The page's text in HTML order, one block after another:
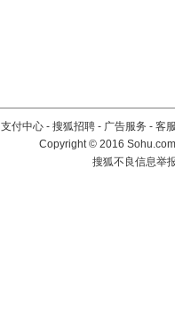
支付中心 - 搜狐招聘 - 广告服务 - 客
Copyright©2016
搜狐不良信息举